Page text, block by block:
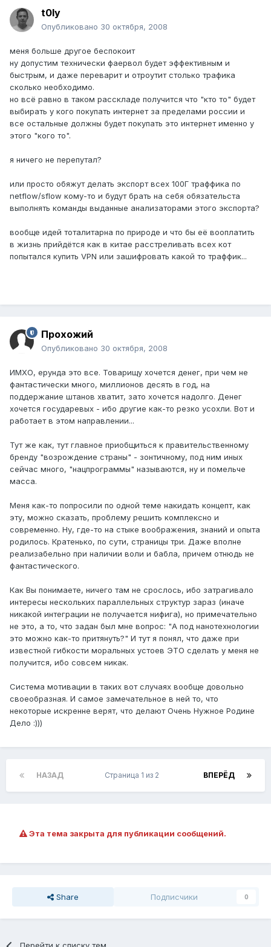
t0ly
Опубликовано 30 октября, 2008
меня больше другое беспокоит
ну допустим технически фаервол будет эффективным и
быстрым, и даже переварит и отроутит столько трафика
сколько необходимо.
но всё равно в таком расскладе получится что "кто то" будет
выбирать у кого покупать интернет за пределами россии и
все остальные должны будет покупать это интернет именно у
этого "кого то".
я ничего не перепутал?
или просто обяжут делать экспорт всех 100Г траффика по
netflow/sflow кому-то и будут брать на себя обязательста
выполнять команды выданные анализаторами этого экспорта?
вообще идей тоталитарна по природе и что бы её вооплатить
в жизнь прийдётся как в китае расстреливать всех кот
попытался купить VPN или зашифровать какой то траффик...
Прохожий
Опубликовано 30 октября, 2008
ИМХО, ерунда это все. Товарищу хочется денег, при чем не
фантастически много, миллионов десять в год, на
поддержание штанов хватит, зато хочется надолго. Денег
хочется государевых - ибо другие как-то резко усохли. Вот и
работает в этом направлении...
Тут же как, тут главное приобщиться к правительственному
бренду "возрождение страны" - зонтичному, под ним иных
сейчас много, "нацпрограммы" называются, ну и помельче
масса.
Меня как-то попросили по одной теме накидать концепт, как
эту, можно сказать, проблему решить комплексно и
современно. Ну, где-то на стыке воображения, знаний и опыта
родилось. Кратенько, по сути, страницы три. Даже вполне
реализабельно при наличии воли и бабла, причем отнюдь не
фантастического.
Как Вы понимаете, ничего там не срослось, ибо затрагивало
интересы нескольких параллельных структур зараз (иначе
никакой интеграции не получается нифига), но примечательно
не это, а то, что задан был мне вопрос: "А под нанотехнологии
это можно как-то притянуть?" И тут я понял, что даже при
известной гибкости моральных устоев ЭТО сделать у меня не
получится, ибо совсем никак.
Система мотивации в таких вот случаях вообще довольно
своеобразная. И самое замечательное в ней то, что
некоторые искренне верят, что делают Очень Нужное Родине
Дело :)))
НАЗАД ВПЕРЁД
Страница 1 из 2
Эта тема закрыта для публикации сообщений.
Share Подписчики 0